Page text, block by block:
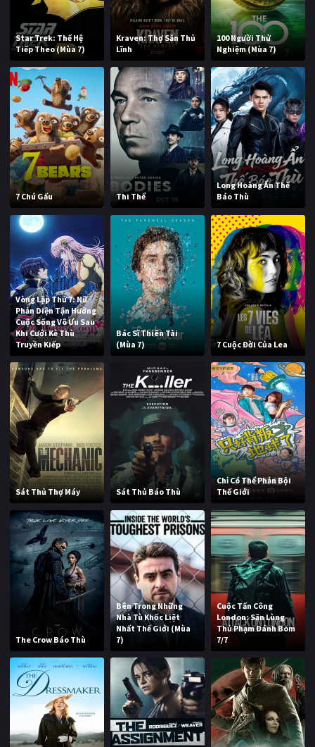
Star Trek: Thế Hệ
Tiếp Theo (Mùa 7)
Kraven: Thợ Săn Thủ
Lĩnh
100 Người Thử
Nghiệm (Mùa 7)
7 Chú Gấu Thi Thể
Long Hoàng Ẩn Thế
Báo Thù
Vòng Lặp Thứ 7: Nữ
Phản Diện Tận Hưởng
Cuộc Sống Vô Ưu Sau
Khi Cưới Kẻ Thù
Truyền Kiếp
Bác Sĩ Thiên Tài
(Mùa 7)
7 Cuộc Đời Của Lea
Sát Thủ Thợ Máy Sát Thủ Báo Thù
Chỉ Có Thể Phản Bội
Thế Giới
The Crow Báo Thù
Bên Trong Những
Nhà Tù Khốc Liệt
Nhất Thế Giới (Mùa
7)
Cuộc Tấn Công
London: Săn Lùng
Thủ Phạm Đánh Bom
7/7